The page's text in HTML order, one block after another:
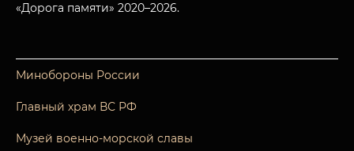
«Дорога памяти» 2020–2026.
Минобороны России
Главный храм ВС РФ
Музей военно-морской славы